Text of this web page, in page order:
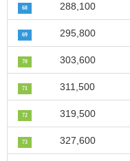
68 288,100
69 295,800
70 303,600
71 311,500
72 319,500
73 327,600